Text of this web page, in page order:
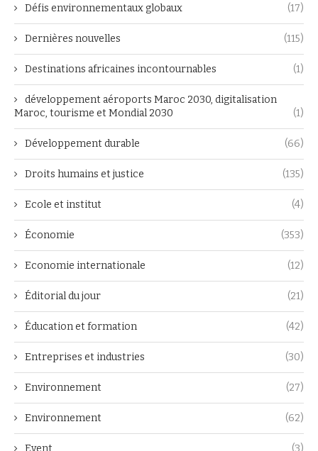
Défis environnementaux globaux (17)
Dernières nouvelles (115)
Destinations africaines incontournables (1)
développement aéroports Maroc 2030, digitalisation
Maroc, tourisme et Mondial 2030
(1)
Développement durable (66)
Droits humains et justice (135)
Ecole et institut (4)
Économie (353)
Economie internationale (12)
Éditorial du jour (21)
Éducation et formation (42)
Entreprises et industries (30)
Environnement (27)
Environnement (62)